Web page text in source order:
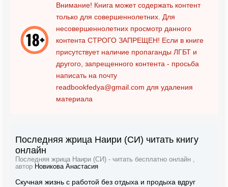
Внимание! Книга может содержать контент
только для совершеннолетних. Для
несовершеннолетних просмотр данного
контента СТРОГО ЗАПРЕЩЕН! Если в книге
присутствует наличие пропаганды ЛГБТ и
другого, запрещенного контента - просьба
написать на почту
readbookfedya@gmail.com для удаления
материала
Последняя жрица Наири (СИ) читать книгу
онлайн
Последняя жрица Наири (СИ) - читать бесплатно онлайн ,
автор Новикова Анастасия
Скучная жизнь с работой без отдыха и продыха вдруг